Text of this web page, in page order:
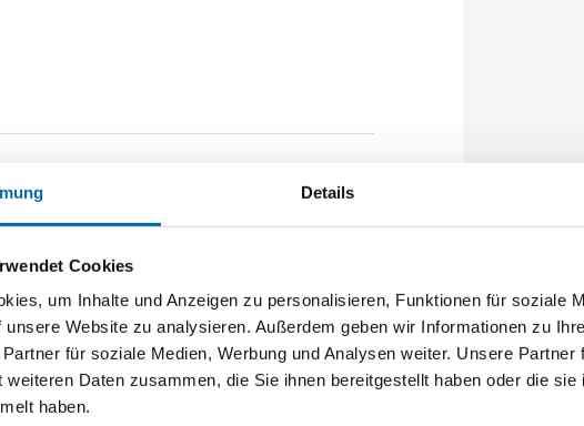
Details
Cookies
um Inhalte und Anzeigen zu personalisieren, Funktionen für soziale
unsere Website zu analysieren. Außerdem geben wir Informationen zu
für soziale Medien, Werbung und Analysen weiter. Unsere Partner
weiteren Daten zusammen, die Sie ihnen bereitgestellt haben oder die
haben.
Kennkerbe: 1020mm Flachstulp 24x2,5mm
Wechselfunktion E FH - für feuerhemmende